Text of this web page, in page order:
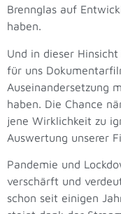
Brennglas auf
haben.
Und in dieser
für uns
Auseinandersetzung
haben. Die Chance
jene Wirklichkeit zu
Auswertung unserer
Pandemie und
verschärft und
schon seit einigen